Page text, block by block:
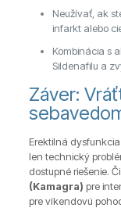
Neužívať, ak
infarkt alebo
Kombinácia s
Sildenafilu a
Záver:
Erektilná
len technický
dostupné riešenie.
(Kamagra) pre
pre víkendovú